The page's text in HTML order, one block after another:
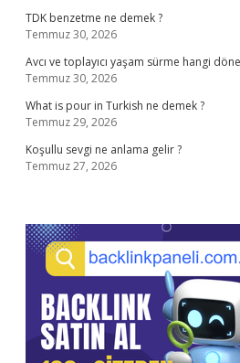
TDK benzetme ne demek ?
Temmuz 30, 2026
Avcı ve toplayıcı yaşam sürme hangi
Temmuz 30, 2026
What is pour in Turkish ne demek ?
Temmuz 29, 2026
Koşullu sevgi ne anlama gelir ?
Temmuz 27, 2026